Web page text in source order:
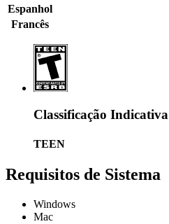
Espanhol
Francês
Classificação Indicativa
TEEN
Requisitos de Sistema
Windows
Mac